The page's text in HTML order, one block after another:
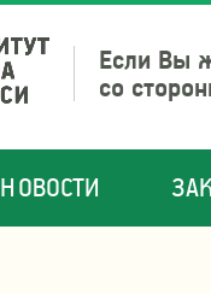
Если Вы
со
НОВОСТИ